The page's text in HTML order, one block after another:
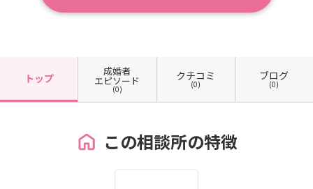
トップ
成婚者
エピソード
(0)
クチコミ
(0)
ブログ
(0)
この相談所の特徴